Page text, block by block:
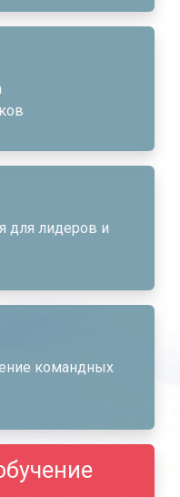
для лидеров и
командных